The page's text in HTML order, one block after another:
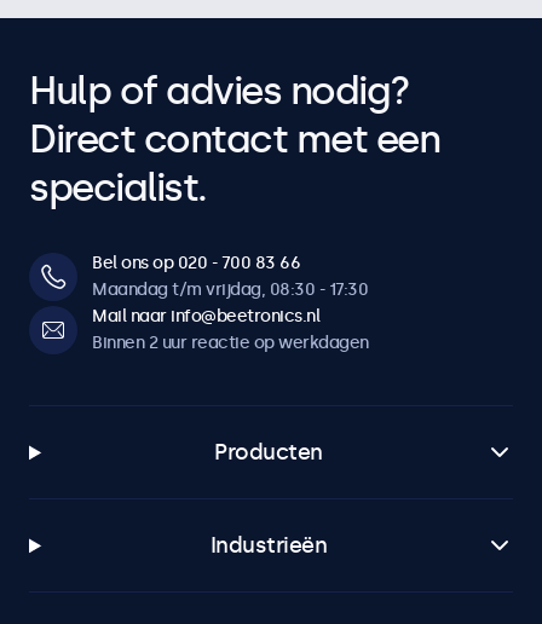
Hulp of advies nodig?
Direct contact met een
specialist.
Bel ons op 020 - 700 83 66
Maandag t/m vrijdag, 08:30 - 17:30
Mail naar info@beetronics.nl
Binnen 2 uur reactie op werkdagen
Producten
Industrieën